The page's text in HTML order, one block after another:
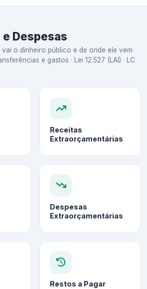
Despesas
vai o dinheiro público e de onde ele vem
e gastos · Lei 12.527 (LAI) · LC
Receitas
Extraorçamentárias
Despesas
Extraorçamentárias
Restos a Pagar